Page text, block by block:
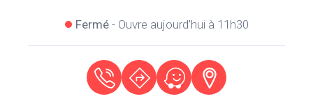
Fermé- Ouvre aujourd'hui à 11h30